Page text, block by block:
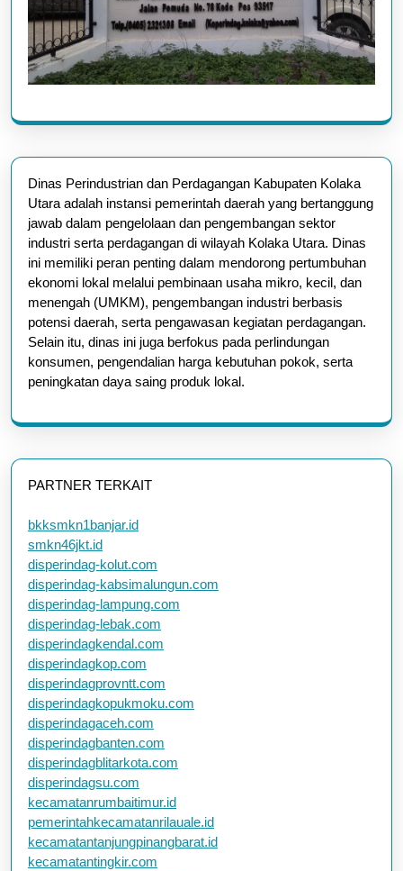
Dinas Perindustrian dan Perdagangan Kabupaten Kolaka
Utara adalah instansi pemerintah daerah yang bertanggung
jawab dalam pengelolaan dan pengembangan sektor
industri serta perdagangan di wilayah Kolaka Utara. Dinas
ini memiliki peran penting dalam mendorong pertumbuhan
ekonomi lokal melalui pembinaan usaha mikro, kecil, dan
menengah (UMKM), pengembangan industri berbasis
potensi daerah, serta pengawasan kegiatan perdagangan.
Selain itu, dinas ini juga berfokus pada perlindungan
konsumen, pengendalian harga kebutuhan pokok, serta
peningkatan daya saing produk lokal.
PARTNER TERKAIT
bkksmkn1banjar.id
smkn46jkt.id
disperindag-kolut.com
disperindag-kabsimalungun.com
disperindag-lampung.com
disperindag-lebak.com
disperindagkendal.com
disperindagkop.com
disperindagprovntt.com
disperindagkopukmoku.com
disperindagaceh.com
disperindagbanten.com
disperindagblitarkota.com
disperindagsu.com
kecamatanrumbaitimur.id
pemerintahkecamatanrilauale.id
kecamatantanjungpinangbarat.id
kecamatantingkir.com